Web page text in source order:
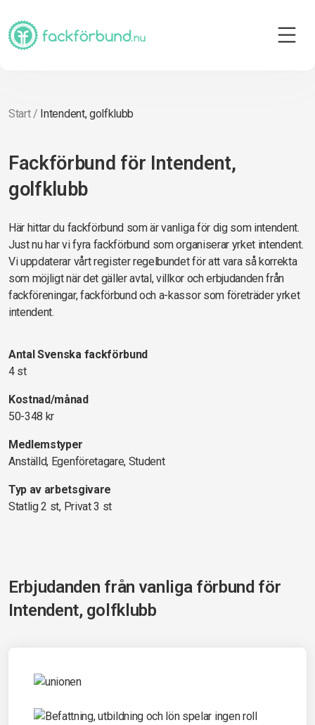
Start/ Intendent, golfklubb
Fackförbund för Intendent,
golfklubb
Här hittar du fackförbund som är vanliga för dig som intendent.
Just nu har vi fyra fackförbund som organiserar yrket intendent.
Vi uppdaterar vårt register regelbundet för att vara så korrekta
som möjligt när det gäller avtal, villkor och erbjudanden från
fackföreningar, fackförbund och a-kassor som företräder yrket
intendent.
Antal Svenska fackförbund
4 st
Kostnad/månad
50-348 kr
Medlemstyper
Anställd, Egenföretagare, Student
Typ av arbetsgivare
Statlig 2 st, Privat 3 st
Erbjudanden från vanliga förbund för
Intendent, golfklubb